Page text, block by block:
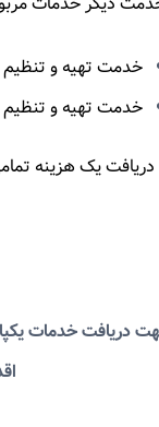
خدمت تهیه و تنظیم
خدمت تهیه و تنظیم
دریافت یک هزینه
دریافت خدمات